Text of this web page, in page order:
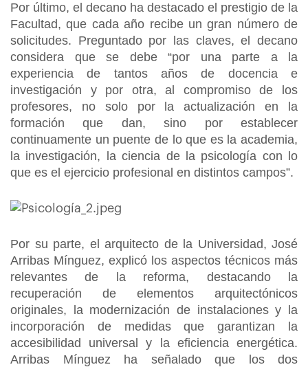
Por último, el decano ha destacado el prestigio de la
Facultad, que cada año recibe un gran número de
solicitudes. Preguntado por las claves, el decano
considera que se debe “por una parte a la
experiencia de tantos años de docencia e
investigación y por otra, al compromiso de los
profesores, no solo por la actualización en la
formación que dan, sino por establecer
continuamente un puente de lo que es la academia,
la investigación, la ciencia de la psicología con lo
que es el ejercicio profesional en distintos campos”.
Por su parte, el arquitecto de la Universidad, José
Arribas Mínguez, explicó los aspectos técnicos más
relevantes de la reforma, destacando la
recuperación de elementos arquitectónicos
originales, la modernización de instalaciones y la
incorporación de medidas que garantizan la
accesibilidad universal y la eficiencia energética.
Arribas Mínguez ha señalado que los dos